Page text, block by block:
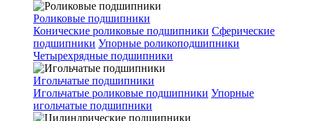
Роликовые подшипники
Конические роликовые подшипники Сферические
подшипники Упорные роликоподшипники
Четырехрядные подшипники
Игольчатые подшипники
Игольчатые роликовые подшипники Упорные
игольчатые подшипники